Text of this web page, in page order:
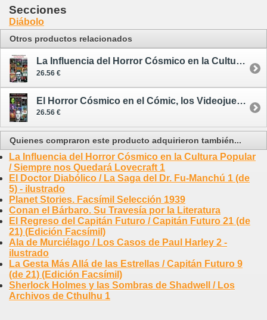
Secciones
Diábolo
Otros productos relacionados
La Influencia del Horror Cósmico en la Cultura Popular / Siempre nos Quedará Lovecraft 1
26.56 €
El Horror Cósmico en el Cómic, los Videojuegos y el Sexo / Siempre nos Quedará Lovecraft 2
26.56 €
Quienes compraron este producto adquirieron también...
La Influencia del Horror Cósmico en la Cultura Popular
/ Siempre nos Quedará Lovecraft 1
El Doctor Diabólico / La Saga del Dr. Fu-Manchú 1 (de
5) - ilustrado
Planet Stories. Facsímil Selección 1939
Conan el Bárbaro. Su Travesía por la Literatura
El Regreso del Capitán Futuro / Capitán Futuro 21 (de
21) (Edición Facsímil)
Ala de Murciélago / Los Casos de Paul Harley 2 -
ilustrado
La Gesta Más Allá de las Estrellas / Capitán Futuro 9
(de 21) (Edición Facsímil)
Sherlock Holmes y las Sombras de Shadwell / Los
Archivos de Cthulhu 1